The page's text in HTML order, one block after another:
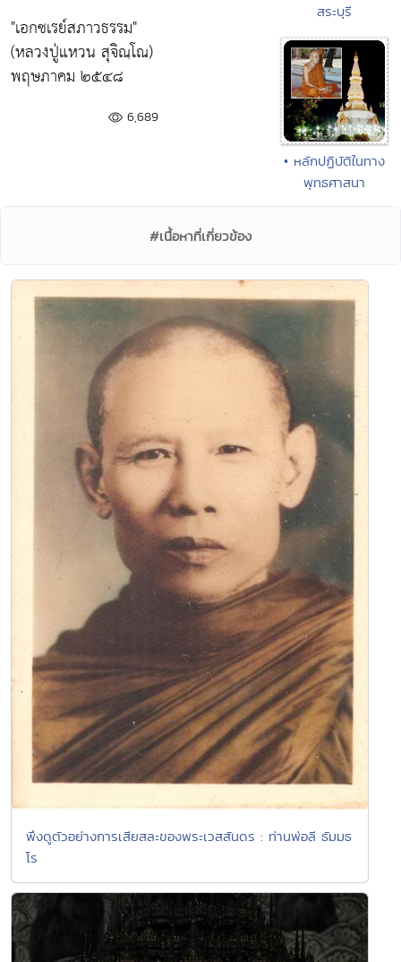
"เอกซเรย์สภาวธรรม"
(หลวงปู่แหวน สุจิณฺโณ)
พฤษภาคม ๒๕๔๘
6,689
สระบุรี
• หลักปฏิบัติในทาง
พุทธศาสนา
#เนื้อหาที่เกี่ยวข้อง
พึงดูตัวอย่างการเสียสละของพระเวสสันดร : ท่านพ่อลี ธัมมธ
โร